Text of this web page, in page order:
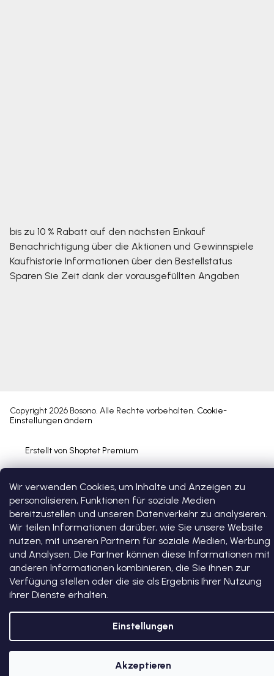
Wir verwenden Cookies, um Inhalte und Anzeigen zu
personalisieren, Funktionen für soziale Medien
bereitzustellen und unseren Datenverkehr zu analysieren.
Wir teilen Informationen darüber, wie Sie unsere Website
nutzen, mit unseren Partnern für soziale Medien, Werbung
und Analysen. Die Partner können diese Informationen mit
anderen Informationen kombinieren, die Sie ihnen zur
Verfügung stellen oder die sie als Ergebnis Ihrer Nutzung
ihrer Dienste erhalten.
Einstellungen
Akzeptieren
bis zu 10 % Rabatt auf den nächsten Einkauf
Benachrichtigung über die Aktionen und Gewinnspiele
Kaufhistorie Informationen über den Bestellstatus
Sparen Sie Zeit dank der vorausgefüllten Angaben
Erstellt von Shoptet Premium
Copyright 2026 Bosono. Alle Rechte vorbehalten. Cookie-
Einstellungen ändern